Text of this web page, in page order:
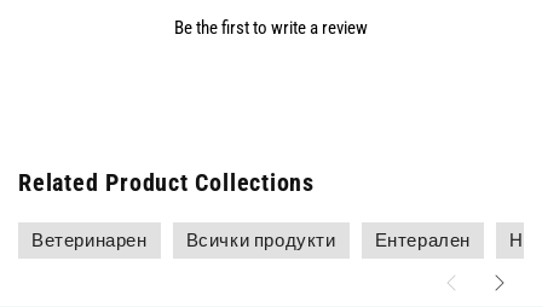
Be the first to write a review
Related Product Collections
Ветеринарен Всички продукти Ентерален